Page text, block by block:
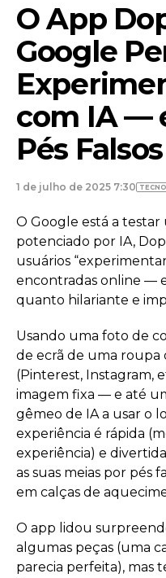
O App
Google
com IA —
Pés Falsos
1 de julho de 2025 7:30
O Google está a
potenciado por IA,
usuários
encontradas online —
quanto hilariante e
Usando uma foto de
de ecrã de uma
(Pinterest, Instagram,
imagem fixa — e até
gêmeo de IA a usar o
experiência é rápida
experiência) e
as suas meias por pés
em calças de
O app lidou
algumas peças (uma
parecia perfeita), mas